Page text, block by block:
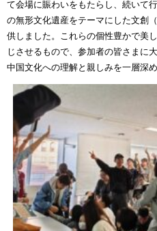
て会場に賑わいをもたらし、続いて
の無形文化遺産をテーマにした文創
供しました。これらの個性豊かで美
じさせるもので、参加者の皆さまに
中国文化への理解と親しみを一層深